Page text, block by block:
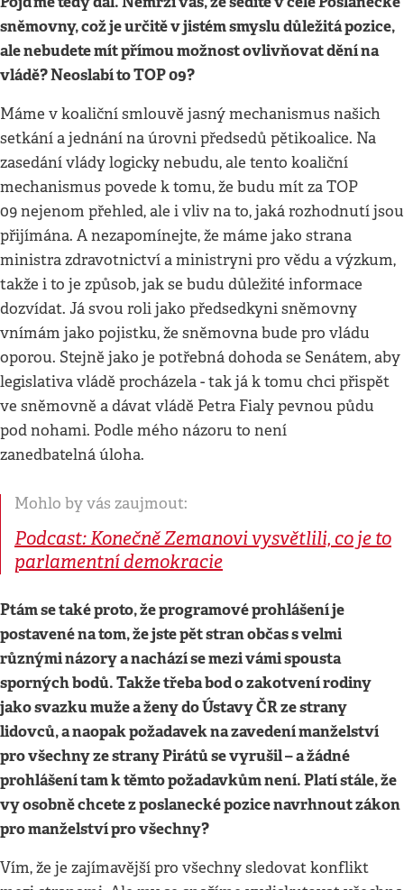
sněmovny, což je určitě v jistém smyslu důležitá pozice,
ale nebudete mít přímou možnost ovlivňovat dění na
vládě? Neoslabí to TOP 09?
Máme v koaliční smlouvě jasný mechanismus našich
setkání a jednání na úrovni předsedů pětikoalice. Na
zasedání vlády logicky nebudu, ale tento koaliční
mechanismus povede k tomu, že budu mít za TOP
09 nejenom přehled, ale i vliv na to, jaká rozhodnutí jsou
přijímána. A nezapomínejte, že máme jako strana
ministra zdravotnictví a ministryni pro vědu a výzkum,
takže i to je způsob, jak se budu důležité informace
dozvídat. Já svou roli jako předsedkyni sněmovny
vnímám jako pojistku, že sněmovna bude pro vládu
oporou. Stejně jako je potřebná dohoda se Senátem, aby
legislativa vládě procházela - tak já k tomu chci přispět
ve sněmovně a dávat vládě Petra Fialy pevnou půdu
pod nohami. Podle mého názoru to není
zanedbatelná úloha.
Mohlo by vás zaujmout:
Podcast: Konečně Zemanovi vysvětlili, co je to
parlamentní demokracie
Ptám se také proto, že programové prohlášení je
postavené na tom, že jste pět stran občas s velmi
různými názory a nachází se mezi vámi spousta
sporných bodů. Takže třeba bod o zakotvení rodiny
jako svazku muže a ženy do Ústavy ČR ze strany
lidovců, a naopak požadavek na zavedení manželství
pro všechny ze strany Pirátů se vyrušil – a žádné
prohlášení tam k těmto požadavkům není. Platí stále, že
vy osobně chcete z poslanecké pozice navrhnout zákon
pro manželství pro všechny?
Vím, že je zajímavější pro všechny sledovat konflikt